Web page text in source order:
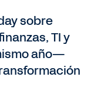
sobre
TI y
año—